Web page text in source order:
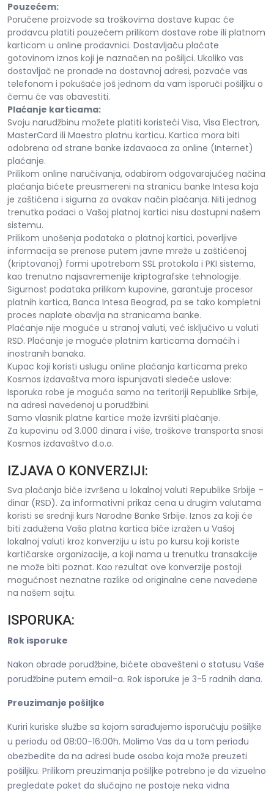
Pouzećem:
Poručene proizvode sa troškovima dostave kupac će
prodavcu platiti pouzećem prilikom dostave robe ili platnom
karticom u online prodavnici. Dostavljaču plaćate
gotovinom iznos koji je naznačen na pošiljci. Ukoliko vas
dostavljač ne pronađe na dostavnoj adresi, pozvaće vas
telefonom i pokušaće još jednom da vam isporuči pošiljku o
čemu će vas obavestiti.
Plaćanje karticama:
Svoju narudžbinu možete platiti koristeći Visa, Visa Electron,
MasterCard ili Maestro platnu karticu. Kartica mora biti
odobrena od strane banke izdavaoca za online (Internet)
plaćanje.
Prilikom online naručivanja, odabirom odgovarajućeg načina
plaćanja bićete preusmereni na stranicu banke Intesa koja
je zaštićena i sigurna za ovakav način plaćanja. Niti jednog
trenutka podaci o Vašoj platnoj kartici nisu dostupni našem
sistemu.
Prilikom unošenja podataka o platnoj kartici, poverljive
informacija se prenose putem javne mreže u zaštićenoj
(kriptovanoj) formi upotrebom SSL protokola i PKI sistema,
kao trenutno najsavremenije kriptografske tehnologije.
Sigurnost podataka prilikom kupovine, garantuje procesor
platnih kartica, Banca Intesa Beograd, pa se tako kompletni
proces naplate obavlja na stranicama banke.
Plaćanje nije moguće u stranoj valuti, već isključivo u valuti
RSD. Plaćanje je moguće platnim karticama domaćih i
inostranih banaka.
Kupac koji koristi uslugu online plaćanja karticama preko
Kosmos izdavaštva mora ispunjavati sledeće uslove:
Isporuka robe je moguća samo na teritoriji Republike Srbije,
na adresi navedenoj u porudžbini.
Samo vlasnik platne kartice može izvršiti plaćanje.
Za kupovinu od 3.000 dinara i više, troškove transporta snosi
Kosmos izdavaštvo d.o.o.
IZJAVA O KONVERZIJI:
Sva plaćanja biće izvršena u lokalnoj valuti Republike Srbije –
dinar (RSD). Za informativni prikaz cena u drugim valutama
koristi se srednji kurs Narodne Banke Srbije. Iznos za koji će
biti zadužena Vaša platna kartica biće izražen u Vašoj
lokalnoj valuti kroz konverziju u istu po kursu koji koriste
kartičarske organizacije, a koji nama u trenutku transakcije
ne može biti poznat. Kao rezultat ove konverzije postoji
mogućnost neznatne razlike od originalne cene navedene
na našem sajtu.
ISPORUKA:
Rok isporuke
Nakon obrade porudžbine, bićete obavešteni o statusu Vaše
porudžbine putem email-a. Rok isporuke je 3-5 radnih dana.
Preuzimanje pošiljke
Kuriri kuriske službe sa kojom sarađujemo isporučuju pošiljke
u periodu od 08:00-16:00h. Molimo Vas da u tom periodu
obezbedite da na adresi bude osoba koja može preuzeti
pošiljku. Prilikom preuzimanja pošiljke potrebno je da vizuelno
pregledate paket da slučajno ne postoje neka vidna